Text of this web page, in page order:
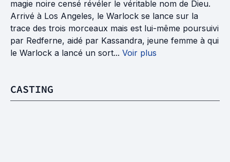
magie noire censé révéler le véritable nom de Dieu.
Arrivé à Los Angeles, le Warlock se lance sur la
trace des trois morceaux mais est lui-même poursuivi
par Redferne, aidé par Kassandra, jeune femme à qui
le Warlock a lancé un sort... Voir plus
CASTING